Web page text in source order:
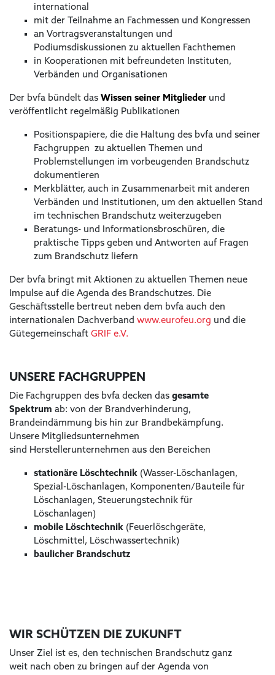
international
mit der Teilnahme an Fachmessen und Kongressen
an Vortragsveranstaltungen und
Podiumsdiskussionen zu aktuellen Fachthemen
in Kooperationen mit befreundeten Instituten,
Verbänden und Organisationen
Der bvfa bündelt das Wissen seiner Mitglieder und
veröffentlicht regelmäßig Publikationen
Positionspapiere, die die Haltung des bvfa und seiner
Fachgruppen zu aktuellen Themen und
Problemstellungen im vorbeugenden Brandschutz
dokumentieren
Merkblätter, auch in Zusammenarbeit mit anderen
Verbänden und Institutionen, um den aktuellen Stand
im technischen Brandschutz weiterzugeben
Beratungs- und Informationsbroschüren, die
praktische Tipps geben und Antworten auf Fragen
zum Brandschutz liefern
Der bvfa bringt mit Aktionen zu aktuellen Themen neue
Impulse auf die Agenda des Brandschutzes. Die
Geschäftsstelle bertreut neben dem bvfa auch den
internationalen Dachverband www.eurofeu.org und die
Gütegemeinschaft GRIF e.V.
UNSERE FACHGRUPPEN
Die Fachgruppen des bvfa decken das gesamte
Spektrum ab: von der Brandverhinderung,
Brandeindämmung bis hin zur Brandbekämpfung.
Unsere Mitgliedsunternehmen
sind Herstellerunternehmen aus den Bereichen
stationäre Löschtechnik (Wasser-Löschanlagen,
Spezial-Löschanlagen, Komponenten/Bauteile für
Löschanlagen, Steuerungstechnik für
Löschanlagen)
mobile Löschtechnik (Feuerlöschgeräte,
Löschmittel, Löschwassertechnik)
baulicher Brandschutz
WIR SCHÜTZEN DIE ZUKUNFT
Unser Ziel ist es, den technischen Brandschutz ganz
weit nach oben zu bringen auf der Agenda von